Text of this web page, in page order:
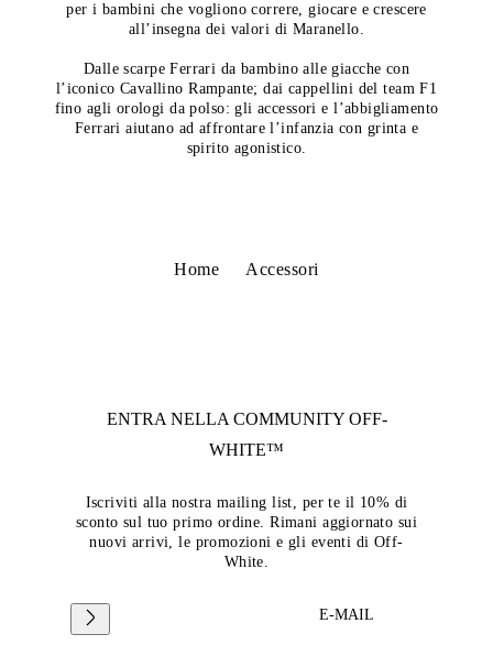
per i bambini che vogliono correre, giocare e crescere
all’insegna dei valori di Maranello.
Dalle scarpe Ferrari da bambino alle giacche con
l’iconico Cavallino Rampante; dai cappellini del team F1
fino agli orologi da polso: gli accessori e l’abbigliamento
Ferrari aiutano ad affrontare l’infanzia con grinta e
spirito agonistico.
Home Accessori
ENTRA NELLA COMMUNITY OFF-
WHITE™
Iscriviti alla nostra mailing list, per te il 10% di
sconto sul tuo primo ordine. Rimani aggiornato sui
nuovi arrivi, le promozioni e gli eventi di Off-
White.
E-MAIL